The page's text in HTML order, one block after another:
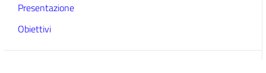
Presentazione
Obiettivi